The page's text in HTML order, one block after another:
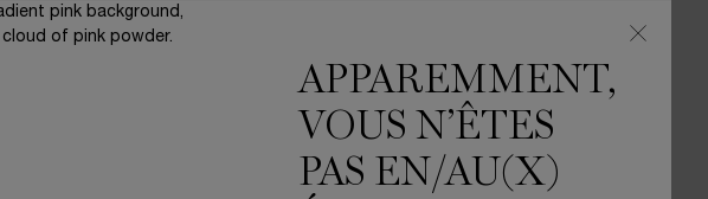
BESTSELLER BESTSELLER
APPAREMMENT,
VOUS N’ÊTES
PAS EN/AU(X)